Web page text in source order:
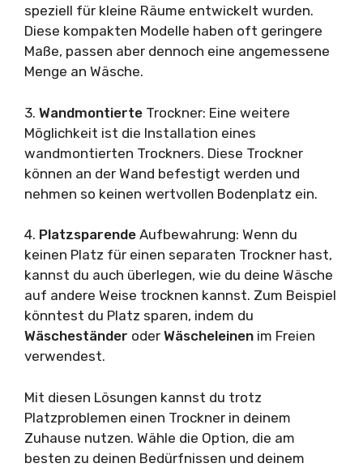
speziell für kleine Räume entwickelt wurden.
Diese kompakten Modelle haben oft geringere
Maße, passen aber dennoch eine angemessene
Menge an Wäsche.
3. Wandmontierte Trockner: Eine weitere
Möglichkeit ist die Installation eines
wandmontierten Trockners. Diese Trockner
können an der Wand befestigt werden und
nehmen so keinen wertvollen Bodenplatz ein.
4. Platzsparende Aufbewahrung: Wenn du
keinen Platz für einen separaten Trockner hast,
kannst du auch überlegen, wie du deine Wäsche
auf andere Weise trocknen kannst. Zum Beispiel
könntest du Platz sparen, indem du
Wäscheständer oder Wäscheleinen im Freien
verwendest.
Mit diesen Lösungen kannst du trotz
Platzproblemen einen Trockner in deinem
Zuhause nutzen. Wähle die Option, die am
besten zu deinen Bedürfnissen und deinem